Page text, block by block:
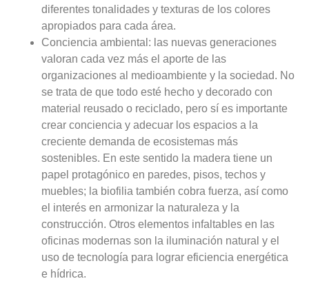
diferentes tonalidades y texturas de los colores
apropiados para cada área.
Conciencia ambiental: las nuevas generaciones
valoran cada vez más el aporte de las
organizaciones al medioambiente y la sociedad. No
se trata de que todo esté hecho y decorado con
material reusado o reciclado, pero sí es importante
crear conciencia y adecuar los espacios a la
creciente demanda de ecosistemas más
sostenibles. En este sentido la madera tiene un
papel protagónico en paredes, pisos, techos y
muebles; la biofilia también cobra fuerza, así como
el interés en armonizar la naturaleza y la
construcción. Otros elementos infaltables en las
oficinas modernas son la iluminación natural y el
uso de tecnología para lograr eficiencia energética
e hídrica.